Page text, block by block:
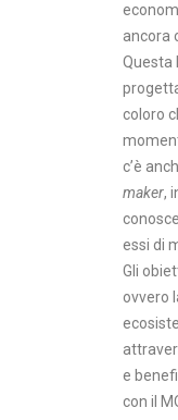
ancora
Questa
coloro
c’è
maker,
essi di
Gli
ovvero
e
con il